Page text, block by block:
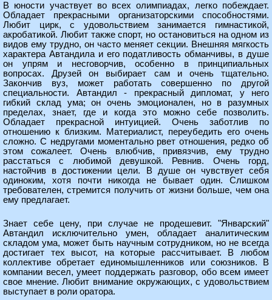
В юности участвует во всех олимпиадах, легко побеждает.
Обладает прекрасными организаторскими способностями.
Любит цирк, с удовольствием занимается гимнастикой,
акробатикой. Любит также спорт, но остановиться на одном из
видов ему трудно, он часто меняет секции. Внешняя мягкость
характера Автандила и его податливость обманчивы, в душе
он упрям и несговорчив, особенно в принципиальных
вопросах. Друзей он выбирает сам и очень тщательно.
Закончив вуз, может работать совершенно по другой
специальности. Автандил - прекрасный дипломат, у него
гибкий склад ума; он очень эмоционален, но в разумных
пределах, знает, где и когда это можно себе позволить.
Обладает прекрасной интуицией. Очень заботлив по
отношению к близким. Материалист, переубедить его очень
сложно. С недругами моментально рвет отношения, редко об
этом сожалеет. Очень влюбчив, привязчив, ему трудно
расстаться с любимой девушкой. Ревнив. Очень горд,
настойчив в достижении цели. В душе он чувствует себя
одиноким, хотя почти никогда не бывает один. Слишком
требователен, стремится получить от жизни больше, чем она
ему предлагает.
Знает себе цену, при случае не продешевит. "Январский"
Автандил исключительно умен, обладает аналитическим
складом ума, может быть научным сотрудником, но не всегда
достигает тех высот, на которые рассчитывает. В любом
коллективе обретает единомышленников или союзников. В
компании весел, умеет поддержать разговор, обо всем имеет
свое мнение. Любит внимание окружающих, с удовольствием
выступает в роли оратора.